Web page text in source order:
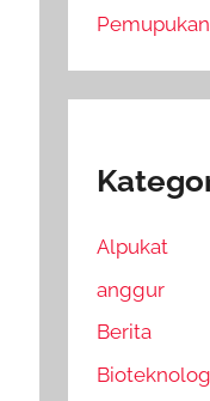
Alpukat
anggur
Berita